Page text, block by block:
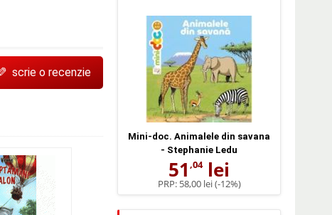
scrie o recenzie
Mini-doc. Animalele din savana
- Stephanie Ledu
51 ,04lei
PRP: 58,00 lei(-12%)